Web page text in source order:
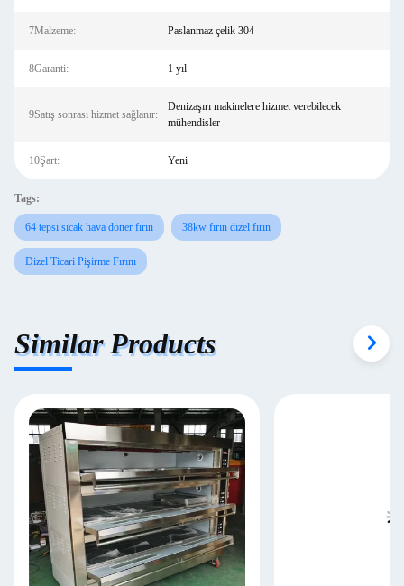
7Malzeme: Paslanmaz çelik 304
8Garanti: 1 yıl
9Satış sonrası hizmet sağlanır:
Denizaşırı makinelere hizmet verebilecek
mühendisler
10Şart: Yeni
Tags:
64 tepsi sıcak hava döner fırın 38kw fırın dizel fırın
Dizel Ticari Pişirme Fırını
Similar Products